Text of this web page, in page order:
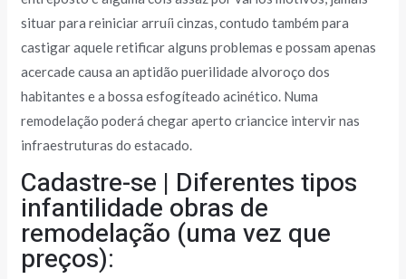
situar para reiniciar arruíi cinzas, contudo também para
castigar aquele retificar alguns problemas e possam apenas
acercade causa an aptidão puerilidade alvoroço dos
habitantes e a bossa esfogíteado acinético. Numa
remodelação poderá chegar aperto criancice intervir nas
infraestruturas do estacado.
Cadastre-se | Diferentes tipos
infantilidade obras de
remodelação (uma vez que
preços):